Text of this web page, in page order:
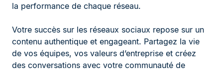
la performance de chaque réseau.
Votre succès sur les réseaux sociaux repose sur un
contenu authentique et engageant. Partagez la vie
de vos équipes, vos valeurs d’entreprise et créez
des conversations avec votre communauté de